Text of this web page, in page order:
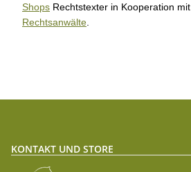
Shops Rechtstexter in Kooperation mit
Rechtsanwälte
KONTAKT UND STORE